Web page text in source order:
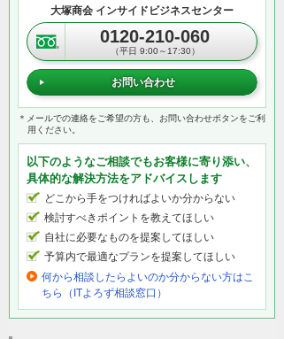
大塚商会 インサイドビジネスセンター
0120-210-060
（平日 9:00～17:30）
お問い合わせ
＊メールでの連絡をご希望の方も、お問い合わせボタンをご利
用ください。
以下のようなご相談でもお客様に寄り添い、
具体的な解決方法をアドバイスします
どこから手をつければよいか分からない
検討すべきポイントを教えてほしい
自社に必要なものを提案してほしい
予算内で最適なプランを提案してほしい
何から相談したらよいのか分からない方はこ
ちら（ITよろず相談窓口）